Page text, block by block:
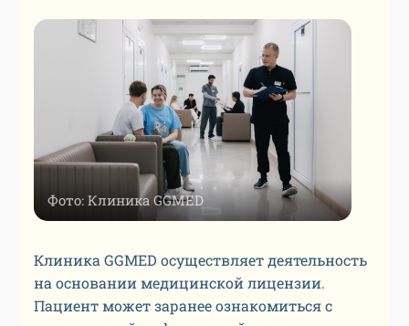
Фото: Клиника GGMED
Клиника GGMED осуществляет деятельность
на основании медицинской лицензии.
Пациент может заранее ознакомиться с